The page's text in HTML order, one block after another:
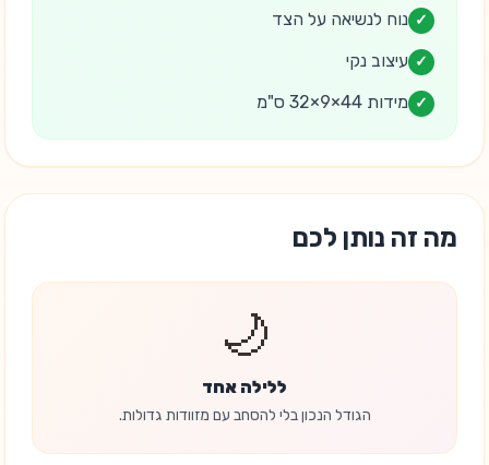
✓ נוח לנשיאה על הצד
✓ עיצוב נקי
✓ מידות 44×9×32 ס"מ
מה זה נותן לכם
🌙
ללילה אחד
הגודל הנכון בלי להסחב עם מזוודות גדולות.